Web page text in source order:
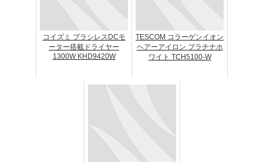
コイズミ ブラシレスDCモ
ーター搭載ドライヤー
1300W KHD9420W
TESCOM コラーゲンイオン
ヘアーアイロン プラチナホ
ワイト TCH5100-W